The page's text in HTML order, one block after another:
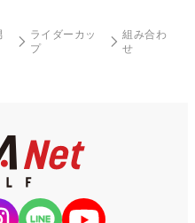
ライダーカッ
プ
組み合わ
せ